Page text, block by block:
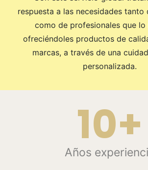
respuesta a las necesidades tanto
como de profesionales que lo
ofreciéndoles productos de
marcas, a través de una
personalizada.
10+
Años